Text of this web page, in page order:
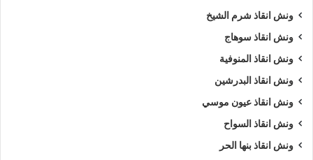
ونش انقاذ شرم الشيخ
ونش انقاذ سوهاج
ونش انقاذ المنوفية
ونش انقاذ البدرشين
ونش انقاذ عيون موسي
ونش انقاذ السواح
ونش انقاذ بنها الحر